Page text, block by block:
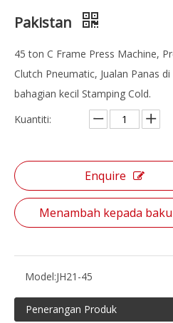
Pakistan
45 ton C Frame Press Machine,
Clutch Pneumatic, Jualan Panas
bahagian kecil Stamping Cold.
Kuantiti:
Enquire
Menambah kepada
Model:JH21-45
Penerangan Produk